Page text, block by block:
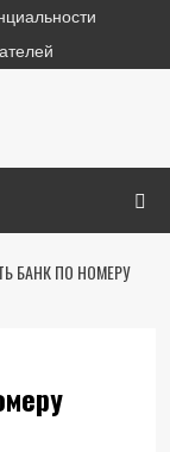
БАНК ПО НОМЕРУ